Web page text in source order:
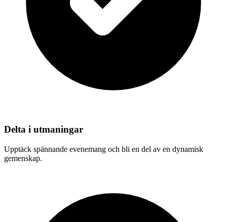
Delta i utmaningar
Upptäck spännande evenemang och bli en del av en dynamisk
gemenskap.